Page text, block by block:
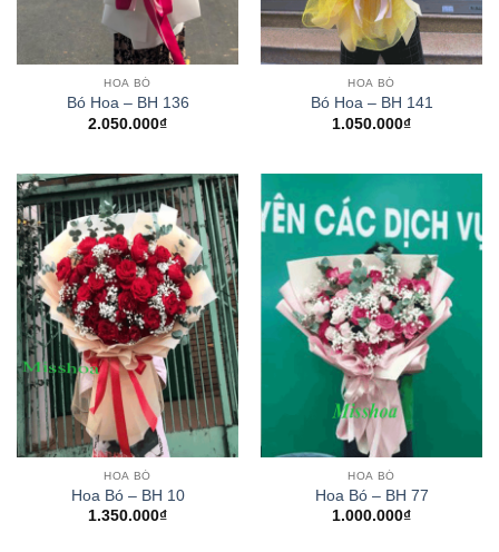
HOA BÓ
Bó Hoa – BH 136
2.050.000₫
HOA BÓ
Bó Hoa – BH 141
1.050.000₫
HOA BÓ
Hoa Bó – BH 10
1.350.000₫
HOA BÓ
Hoa Bó – BH 77
1.000.000₫